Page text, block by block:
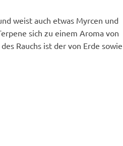
weist auch etwas Myrcen und
sich zu einem Aroma von
Rauchs ist der von Erde sowie